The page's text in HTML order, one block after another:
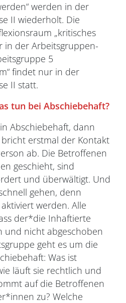
werden in der
II wiederholt. Die
„kritisches
in der Arbeitsgruppen-
5
findet nur in der
II statt.
tun bei Abschiebehaft?
Abschiebehaft, dann
erstmal der Kontakt
ab. Die Betroffenen
geschieht, sind
und überwältigt. Und
gehen, denn
werden. Alle
der*die Inhaftierte
und nicht abgeschoben
geht es um die
Was ist
läuft sie rechtlich und
auf die Betroffenen
zu? Welche